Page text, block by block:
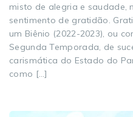
misto de alegria e saudade,
sentimento de gratidão.
um Biênio (2022-2023), ou
Segunda Temporada, de
carismática do Estado do
como […]